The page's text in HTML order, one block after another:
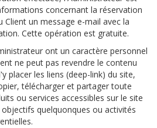
concernant la réservation
un message e-mail avec la
Cette opération est gratuite.
ont un caractère personnel
ne peut pas revendre le contenu
placer les liens (deep-link) du site,
télécharger et partager toute
ou services accessibles sur le site
quelquonques ou activités